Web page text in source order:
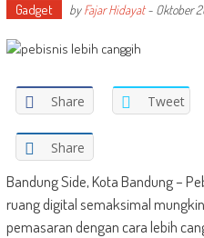
Gadget byFajar Hidayat- Oktober
Share Tweet
Share
Bandung Side, Kota Bandung –
ruang digital semaksimal
pemasaran dengan cara lebih